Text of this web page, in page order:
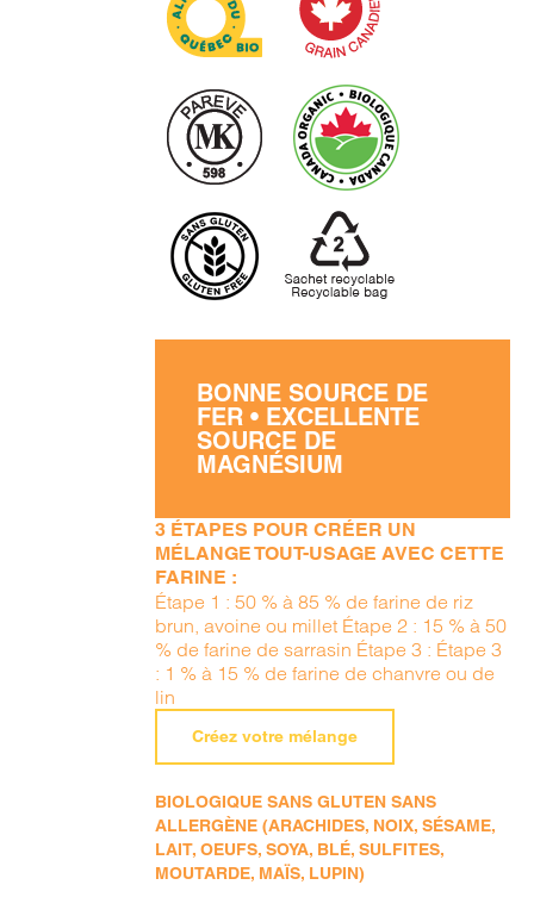
BONNE SOURCE DE
FER • EXCELLENTE
SOURCE DE
MAGNÉSIUM
3 ÉTAPES POUR CRÉER UN
MÉLANGE TOUT-USAGE AVEC CETTE
FARINE :
Étape 1 : 50 % à 85 % de farine de riz
brun, avoine ou millet Étape 2 : 15 % à 50
% de farine de sarrasin Étape 3 : Étape 3
: 1 % à 15 % de farine de chanvre ou de
lin
Créez votre mélange
BIOLOGIQUE SANS GLUTEN SANS
ALLERGÈNE (ARACHIDES, NOIX, SÉSAME,
LAIT, OEUFS, SOYA, BLÉ, SULFITES,
MOUTARDE, MAÏS, LUPIN)